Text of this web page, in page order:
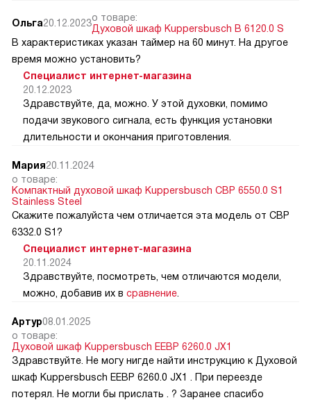
Ольга20.12.2023о товаре:
Духовой шкаф Kuppersbusch B 6120.0 S
В характеристиках указан таймер на 60 минут. На другое
время можно установить?
Специалист интернет-магазина
20.12.2023
Здравствуйте, да, можно. У этой духовки, помимо
подачи звукового сигнала, есть функция установки
длительности и окончания приготовления.
Мария20.11.2024
о товаре:
Компактный духовой шкаф Kuppersbusch CBP 6550.0 S1
Stainless Steel
Скажите пожалуйста чем отличается эта модель от CВP
6332.0 S1?
Специалист интернет-магазина
20.11.2024
Здравствуйте, посмотреть, чем отличаются модели,
можно, добавив их в сравнение
Артур08.01.2025
о товаре:
Духовой шкаф Kuppersbusch EEBP 6260.0 JX1
Здравствуйте. Не могу нигде найти инструкцию к Духовой
шкаф Kuppersbusch EEBP 6260.0 JX1 . При переезде
потерял. Не могли бы прислать . ? Заранее спасибо